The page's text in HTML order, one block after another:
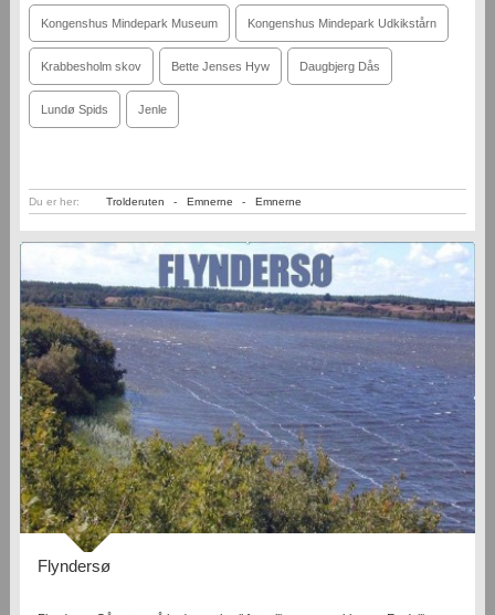
Kongenshus Mindepark Museum Kongenshus Mindepark Udkikstårn
Krabbesholm skov Bette Jenses Hyw Daugbjerg Dås
Lundø Spids Jenle
Du er her: Trolderuten - Emnerne - Emnerne
Flyndersø